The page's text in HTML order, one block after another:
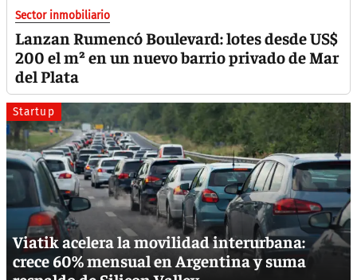
Sector inmobiliario
Lanzan Rumencó Boulevard: lotes desde US$
200 el m² en un nuevo barrio privado de Mar
del Plata
Startup
Viatik acelera la movilidad interurbana:
crece 60% mensual en Argentina y suma